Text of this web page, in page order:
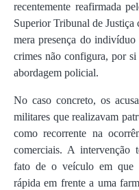
recentemente reafirmada
Superior Tribunal de Justiça
mera presença do
crimes não configura, por si
abordagem policial.
No caso concreto, os
militares que realizavam
como recorrente na
comerciais. A intervenção
fato de o veículo em que
rápida em frente a uma